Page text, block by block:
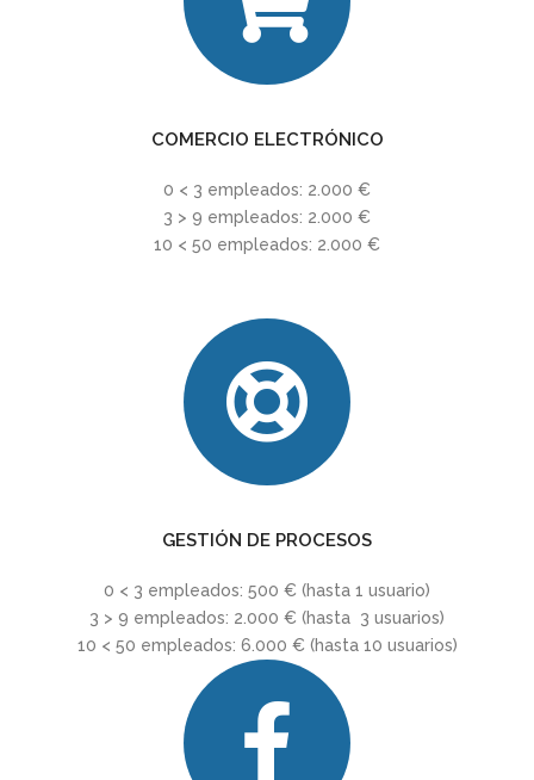
COMERCIO ELECTRÓNICO
0 < 3 empleados: 2.000 €
3 > 9 empleados: 2.000 €
10 < 50 empleados: 2.000 €
GESTIÓN DE PROCESOS
0 < 3 empleados: 500 € (hasta 1 usuario)
3 > 9 empleados: 2.000 € (hasta 3 usuarios)
10 < 50 empleados: 6.000 € (hasta 10 usuarios)